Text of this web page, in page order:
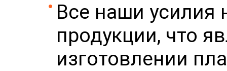
Все наши
продукции, что
изготовлении